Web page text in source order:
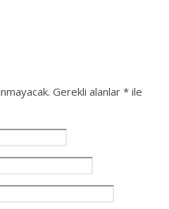
Gerekli alanlar * ile